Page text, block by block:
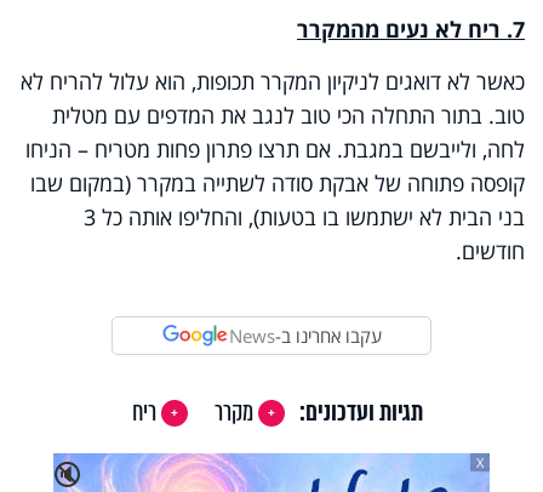
7. ריח לא נעים מהמקרר
כאשר לא דואגים לניקיון המקרר תכופות, הוא עלול להריח לא
טוב. בתור התחלה הכי טוב לנגב את המדפים עם מטלית
לחה, ולייבשם במגבת. אם תרצו פתרון פחות מטריח – הניחו
קופסה פתוחה של אבקת סודה לשתייה במקרר (במקום שבו
בני הבית לא ישתמשו בו בטעות), והחליפו אותה כל 3
חודשים.
עקבו אחרינו ב-News
תגיות ועדכונים: מקרר
ריח
🔇
X